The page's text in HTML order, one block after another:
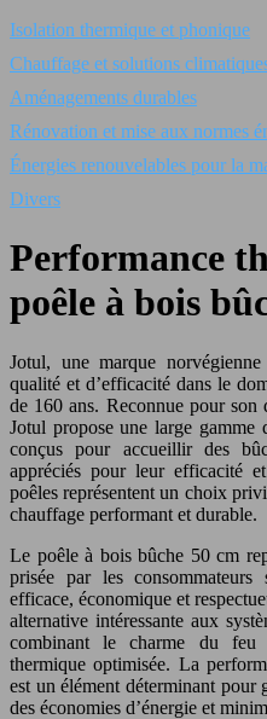
Isolation thermique et phonique
Chauffage et solutions
Aménagements durables
Rénovation et mise aux normes
Énergies renouvelables pour la
Divers
Performance
poêle à bois
Jotul, une marque
qualité et d’efficacité dans le
de 160 ans. Reconnue pour son
Jotul propose une large gamme
conçus pour accueillir des
appréciés pour leur efficacité
poêles représentent un choix
chauffage performant et durable.
Le poêle à bois bûche 50 cm
prisée par les
efficace, économique et
alternative intéressante aux
combinant le charme du feu
thermique optimisée. La
est un élément déterminant
des économies d’énergie et